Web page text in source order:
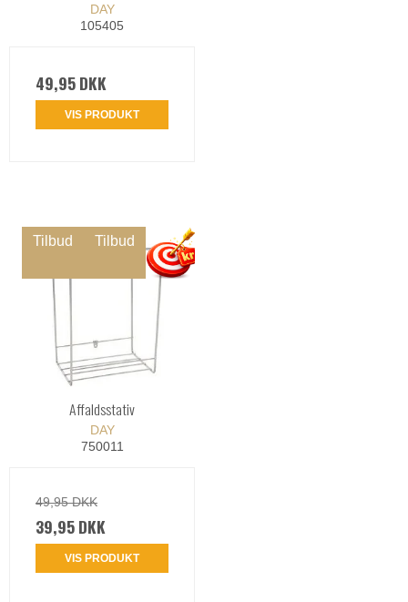
DAY
105405
49,95 DKK
VIS PRODUKT
Tilbud Tilbud
Affaldsstativ
DAY
750011
49,95 DKK
39,95 DKK
VIS PRODUKT